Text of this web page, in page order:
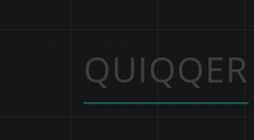
QUIQQER